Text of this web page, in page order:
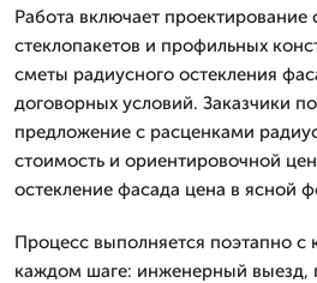
Работа включает
стеклопакетов и профильных
сметы радиусного остекления
договорных условий. Заказчики
предложение с расценками
стоимость и ориентировочной
остекление фасада цена в ясной
Процесс выполняется поэтапно с
каждом шаге: инженерный выезд,